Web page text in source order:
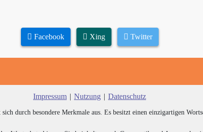
Facebook Xing Twitter
Impressum | Nutzung | Datenschutz
sich durch besondere Merkmale aus. Es besitzt einen einzigartigen